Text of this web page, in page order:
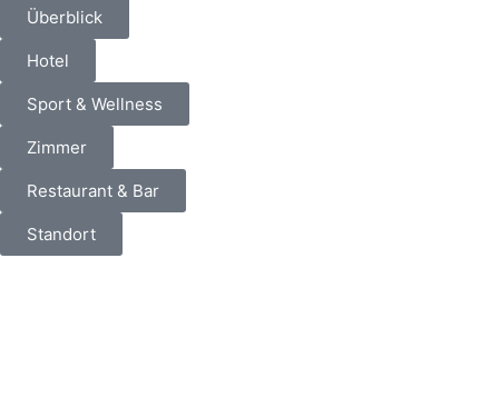
Überblick
Hotel
Sport & Wellness
Zimmer
Restaurant & Bar
Standort